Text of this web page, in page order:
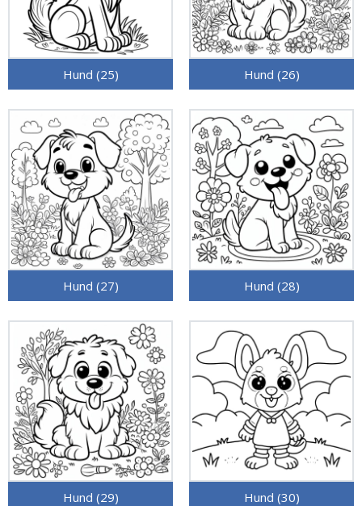
Hund (25) Hund (26)
Hund (27) Hund (28)
Hund (29) Hund (30)